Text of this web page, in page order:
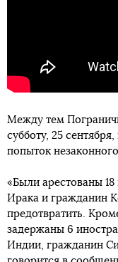
Между тем
субботу, 25
попыток
«Были арестованы
Ирака и гражданин
предотвратить.
задержаны 6
Индии, гражданин